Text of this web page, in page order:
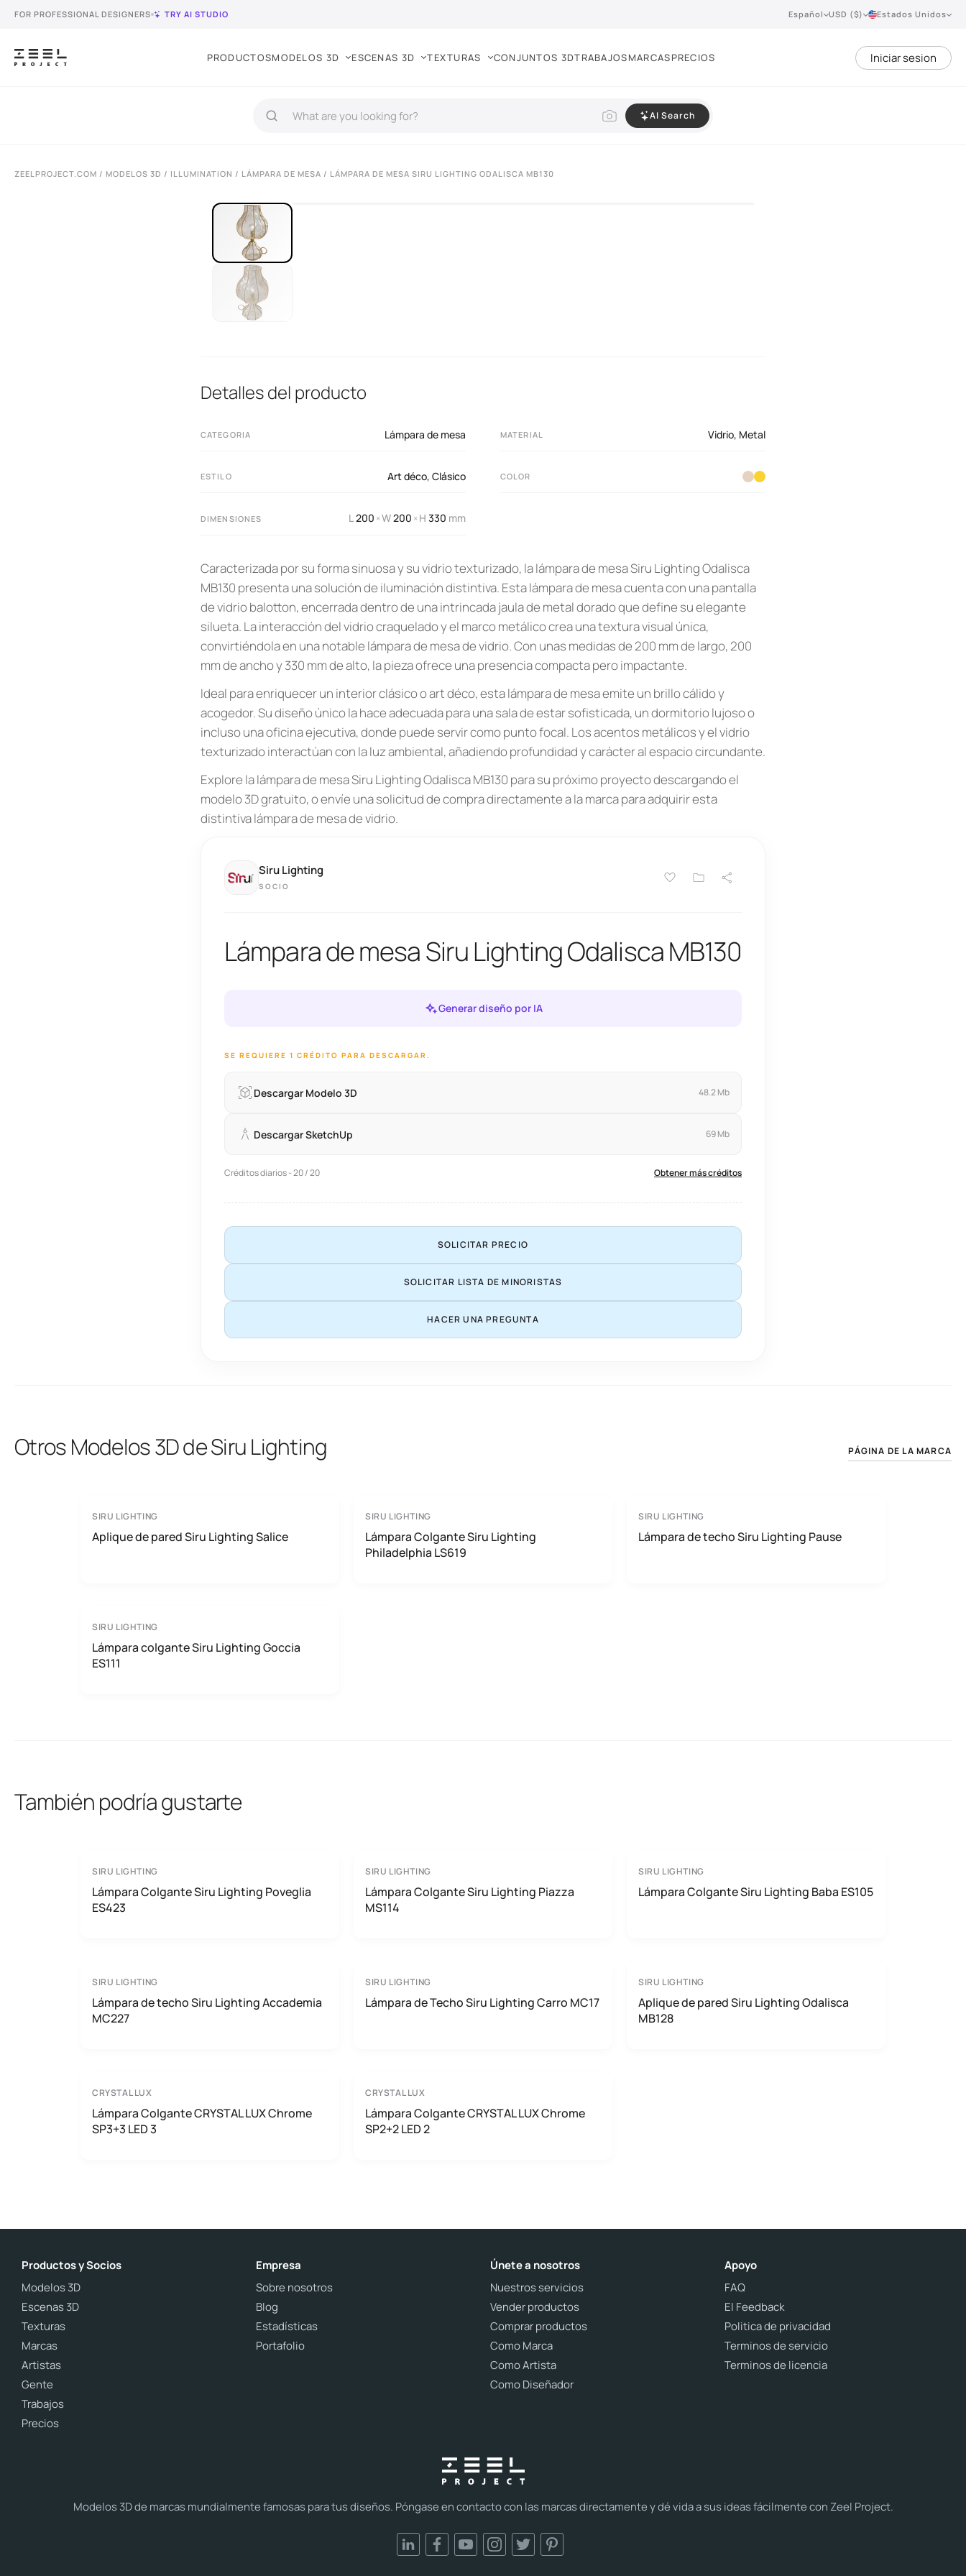
FOR PROFESSIONAL DESIGNERS TRY AI STUDIO Español USD ($) Estados Unidos
PRODUCTOSMODELOS 3D ESCENAS 3D TEXTURAS CONJUNTOS 3DTRABAJOSMARCASPRECIOS Iniciar sesion
AI Search
ZEELPROJECT.COM / MODELOS 3D / ILLUMINATION / LÁMPARA DE MESA / LÁMPARA DE MESA SIRU LIGHTING ODALISCA MB130
Detalles del producto
CATEGORIA Lámpara de mesa MATERIAL Vidrio, Metal
ESTILO Art déco, Clásico COLOR
DIMENSIONES L200 ×W200 ×H 330 mm
Caracterizada por su forma sinuosa y su vidrio texturizado, la lámpara de mesa Siru Lighting Odalisca
MB130 presenta una solución de iluminación distintiva. Esta lámpara de mesa cuenta con una pantalla
de vidrio balotton, encerrada dentro de una intrincada jaula de metal dorado que define su elegante
silueta. La interacción del vidrio craquelado y el marco metálico crea una textura visual única,
convirtiéndola en una notable lámpara de mesa de vidrio. Con unas medidas de 200 mm de largo, 200
mm de ancho y 330 mm de alto, la pieza ofrece una presencia compacta pero impactante.
Ideal para enriquecer un interior clásico o art déco, esta lámpara de mesa emite un brillo cálido y
acogedor. Su diseño único la hace adecuada para una sala de estar sofisticada, un dormitorio lujoso o
incluso una oficina ejecutiva, donde puede servir como punto focal. Los acentos metálicos y el vidrio
texturizado interactúan con la luz ambiental, añadiendo profundidad y carácter al espacio circundante.
Explore la lámpara de mesa Siru Lighting Odalisca MB130 para su próximo proyecto descargando el
modelo 3D gratuito, o envíe una solicitud de compra directamente a la marca para adquirir esta
distintiva lámpara de mesa de vidrio.
Siru Lighting
SOCIO
Lámpara de mesa Siru Lighting Odalisca MB130
Generar diseño por IA
SE REQUIERE 1 CRÉDITO PARA DESCARGAR.
Descargar Modelo 3D 48.2 Mb
Descargar SketchUp 69 Mb
Créditos diarios - 20 / 20 Obtener más créditos
SOLICITAR PRECIO
SOLICITAR LISTA DE MINORISTAS
HACER UNA PREGUNTA
Otros Modelos 3D de Siru Lighting PÁGINA DE LA MARCA
SIRU LIGHTING
Aplique de pared Siru Lighting Salice
SIRU LIGHTING
Lámpara Colgante Siru Lighting
Philadelphia LS619
SIRU LIGHTING
Lámpara de techo Siru Lighting Pause
SIRU LIGHTING
Lámpara colgante Siru Lighting Goccia
ES111
También podría gustarte
SIRU LIGHTING
Lámpara Colgante Siru Lighting Poveglia
ES423
SIRU LIGHTING
Lámpara Colgante Siru Lighting Piazza
MS114
SIRU LIGHTING
Lámpara Colgante Siru Lighting Baba ES105
SIRU LIGHTING
Lámpara de techo Siru Lighting Accademia
MC227
SIRU LIGHTING
Lámpara de Techo Siru Lighting Carro MC17
SIRU LIGHTING
Aplique de pared Siru Lighting Odalisca
MB128
CRYSTAL LUX
Lámpara Colgante CRYSTAL LUX Chrome
SP3+3 LED 3
CRYSTAL LUX
Lámpara Colgante CRYSTAL LUX Chrome
SP2+2 LED 2
Modelos 3D de marcas mundialmente famosas para tus diseños. Póngase en contacto con las marcas directamente y dé vida a sus ideas fácilmente con Zeel Project.
Productos y Socios
Modelos 3D
Escenas 3D
Texturas
Marcas
Artistas
Gente
Trabajos
Precios
Empresa
Sobre nosotros
Blog
Estadísticas
Portafolio
Únete a nosotros
Nuestros servicios
Vender productos
Comprar productos
Como Marca
Como Artista
Como Diseñador
Apoyo
FAQ
El Feedback
Politica de privacidad
Terminos de servicio
Terminos de licencia